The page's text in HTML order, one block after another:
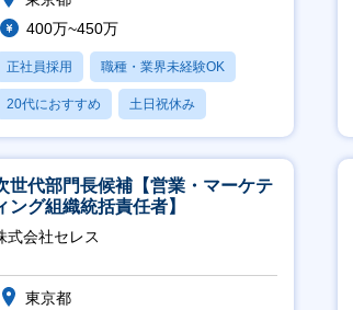
400万~450万
正社員採用 職種・業界未経験OK
20代におすすめ 土日祝休み
休日120日以上
世代部門長候補【営業・マーケテ
ング組織統括責任者】
式会社セレス
東京都